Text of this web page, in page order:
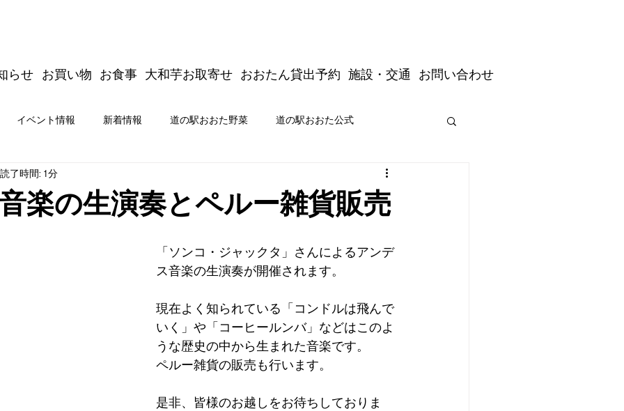
らせ お買い物 お食事 大和芋お取寄せ おおたん貸出予約 施設・交通 お問い合わせ
イベント情報 新着情報 道の駅おおた野菜 道の駅おおた公式
品開発 道の駅おおた駅長公式
楽の生演奏とペルー雑貨販売
読了時間: 1分
「ソンコ・ジャックタ」さんによるアンデ
ス音楽の生演奏が開催されます。
現在よく知られている「コンドルは飛んで
いく」や「コーヒールンバ」などはこのよ
うな歴史の中から生まれた音楽です。
ペルー雑貨の販売も行います。
是非、皆様のお越しをお待ちしておりま